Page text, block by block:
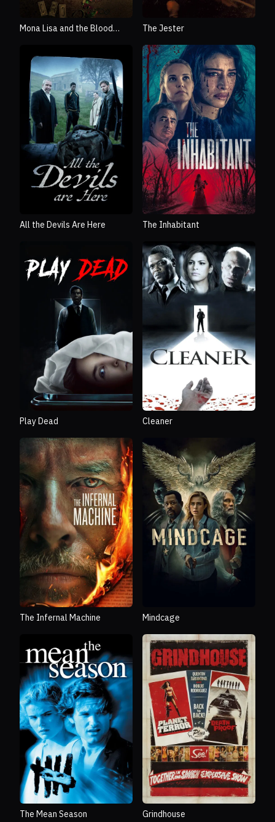
Mona Lisa and the Blood
The Jester
All the Devils Are Here The Inhabitant
Play Dead Cleaner
The Infernal Machine Mindcage
The Mean Season Grindhouse